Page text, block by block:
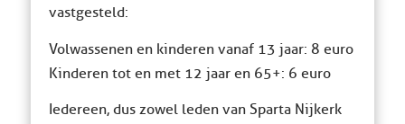
vastgesteld:
Volwassenen en kinderen vanaf 13 jaar: 8 euro
Kinderen tot en met 12 jaar en 65+: 6 euro
Iedereen, dus zowel leden van Sparta Nijkerk